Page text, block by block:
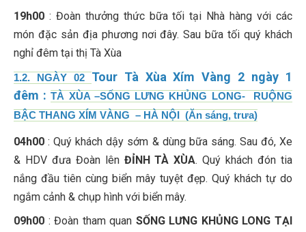
19h00 : Đoàn thưởng thức bữa tối tại Nhà hàng với các
món đặc sản địa phương nơi đây. Sau bữa tối quý khách
nghỉ đêm tại thị Tà Xùa
1.2. NGÀY 02 Tour Tà Xùa Xím Vàng 2 ngày 1
đêm :TÀ XÙA –SỐNG LƯNG KHỦNG LONG- RUỘNG
BẬC THANG XÍM VÀNG – HÀ NỘI (Ăn sáng, trưa)
04h00 : Quý khách dậy sớm & dùng bữa sáng. Sau đó, Xe
& HDV đưa Đoàn lên ĐỈNH TÀ XÙA. Quý khách đón tia
nắng đầu tiên cùng biển mây tuyệt đẹp. Quý khách tự do
ngắm cảnh & chụp hình với biển mây.
09h00 : Đoàn tham quan SỐNG LƯNG KHỦNG LONG TẠI